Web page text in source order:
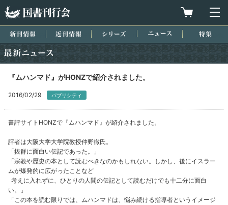
買物カゴを
新刊情報 近刊情報 シリーズ ニュース
『ムハンマド』がHONZで紹介されました。
2016/02/29 パブリシティ
書評サイトHONZで『ムハンマド』が紹介されました。
評者は大阪大学大学院教授仲野徹氏。
「抜群に面白い伝記であった。」
「宗教や歴史の本として読むべきなのかもしれない。しかし、後にイスラー
ムが爆発的に広がったことなど
考えに入れずに、ひとりの人間の伝記として読むだけでも十二分に面白
い。」
「この本を読む限りでは、ムハンマドは、悩み続ける指導者というイメージ